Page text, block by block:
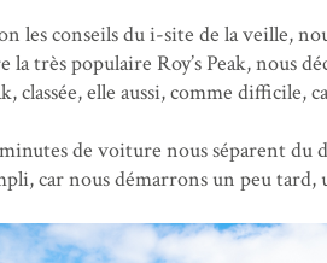
les conseils du i-site de la veille,
la très populaire Roy’s Peak, nous
classée, elle aussi, comme
de voiture nous séparent du
car nous démarrons un peu tard,